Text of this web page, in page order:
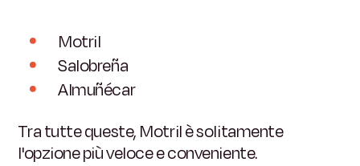
Motril
Salobreña
Almuñécar
Tra tutte queste, Motril è solitamente
l'opzione più veloce e conveniente.